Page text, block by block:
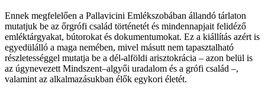
Ennek megfelelően a Pallavicini Emlékszobában állandó tárlaton
mutatjuk be az őrgrófi család történetét és mindennapjait felidéző
emléktárgyakat, bútorokat és dokumentumokat. Ez a kiállítás azért is
egyedülálló a maga nemében, mivel másutt nem tapasztalható
részletességgel mutatja be a dél-alföldi arisztokrácia – azon belül is
az úgynevezett Mindszent–algyői uradalom és a grófi család –,
valamint az alkalmazásukban élők egykori életét.